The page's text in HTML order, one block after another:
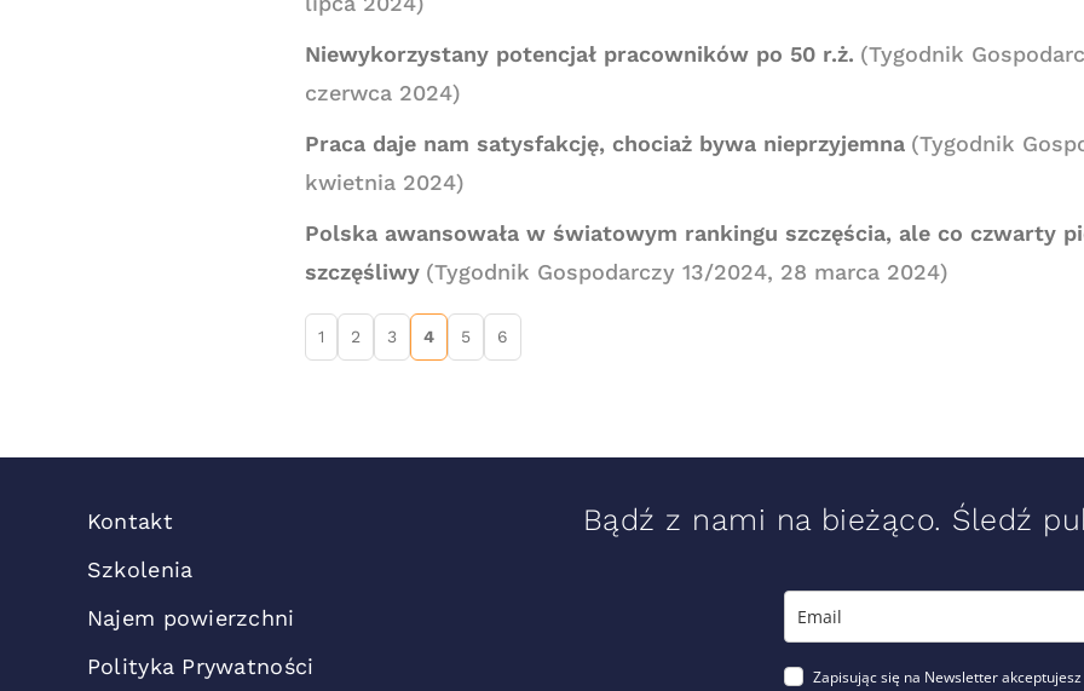
Niewykorzystany potencjał pracowników po 50 r.ż. (Tygodnik
czerwca 2024)
Praca daje nam satysfakcję, chociaż bywa nieprzyjemna (Tygodnik
kwietnia 2024)
Polska awansowała w światowym rankingu szczęścia, ale co czwarty
szczęśliwy (Tygodnik Gospodarczy 13/2024, 28 marca 2024)
1 2 3 4 5 6
Kontakt
Szkolenia
Najem powierzchni
Polityka Prywatności
Bądź z nami na bieżąco. Śledź
Zapisując się na Newsletter